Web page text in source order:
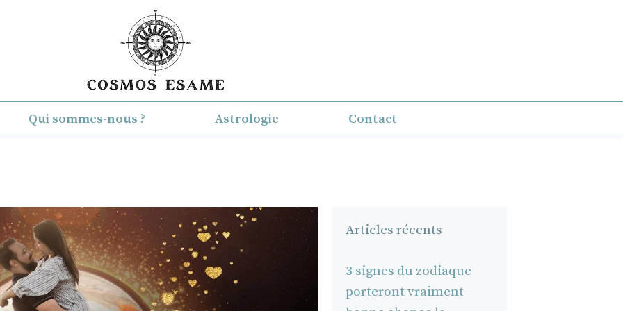
Qui sommes-nous ? Astrologie Contact
Articles récents
3 signes du zodiaque
porteront vraiment